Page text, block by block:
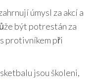
úmysl za akcí a
být potrestán za
protivníkem při
jsou školeni,